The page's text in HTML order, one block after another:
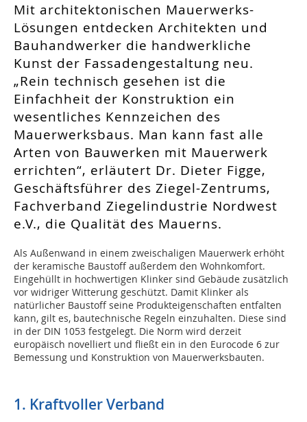
Mit architektonischen Mauerwerks-
Lösungen entdecken Architekten und
Bauhandwerker die handwerkliche
Kunst der Fassadengestaltung neu.
„Rein technisch gesehen ist die
Einfachheit der Konstruktion ein
wesentliches Kennzeichen des
Mauerwerksbaus. Man kann fast alle
Arten von Bauwerken mit Mauerwerk
errichten“, erläutert Dr. Dieter Figge,
Geschäftsführer des Ziegel-Zentrums,
Fachverband Ziegelindustrie Nordwest
e.V., die Qualität des Mauerns.
Als Außenwand in einem zweischaligen Mauerwerk erhöht
der keramische Baustoff außerdem den Wohnkomfort.
Eingehüllt in hochwertigen Klinker sind Gebäude zusätzlich
vor widriger Witterung geschützt. Damit Klinker als
natürlicher Baustoff seine Produkteigenschaften entfalten
kann, gilt es, bautechnische Regeln einzuhalten. Diese sind
in der DIN 1053 festgelegt. Die Norm wird derzeit
europäisch novelliert und fließt ein in den Eurocode 6 zur
Bemessung und Konstruktion von Mauerwerksbauten.
1. Kraftvoller Verband